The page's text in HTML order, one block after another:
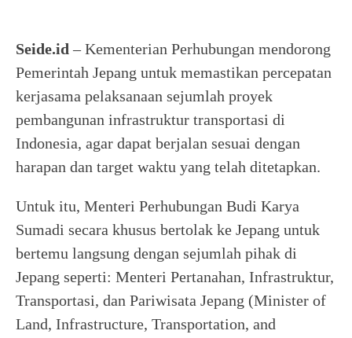
Seide.id – Kementerian Perhubungan mendorong
Pemerintah Jepang untuk memastikan percepatan
kerjasama pelaksanaan sejumlah proyek
pembangunan infrastruktur transportasi di
Indonesia, agar dapat berjalan sesuai dengan
harapan dan target waktu yang telah ditetapkan.
Untuk itu, Menteri Perhubungan Budi Karya
Sumadi secara khusus bertolak ke Jepang untuk
bertemu langsung dengan sejumlah pihak di
Jepang seperti: Menteri Pertanahan, Infrastruktur,
Transportasi, dan Pariwisata Jepang (Minister of
Land, Infrastructure, Transportation, and